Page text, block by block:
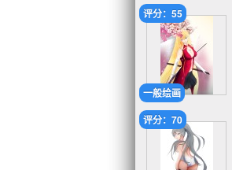
一般绘画
评分：55
评分：70